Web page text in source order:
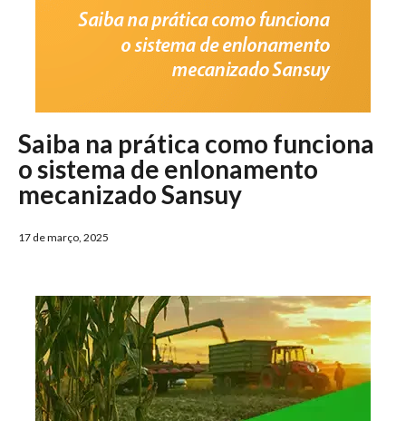
Saiba na prática como funciona
o sistema de enlonamento
mecanizado Sansuy
17 de março, 2025